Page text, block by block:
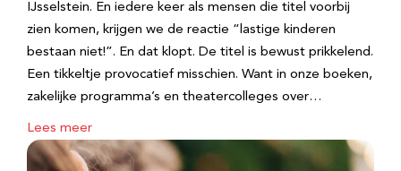
IJsselstein. En iedere keer als mensen die titel voorbij
zien komen, krijgen we de reactie “lastige kinderen
bestaan niet!”. En dat klopt. De titel is bewust prikkelend.
Een tikkeltje provocatief misschien. Want in onze boeken,
zakelijke programma’s en theatercolleges over…
Lees meer